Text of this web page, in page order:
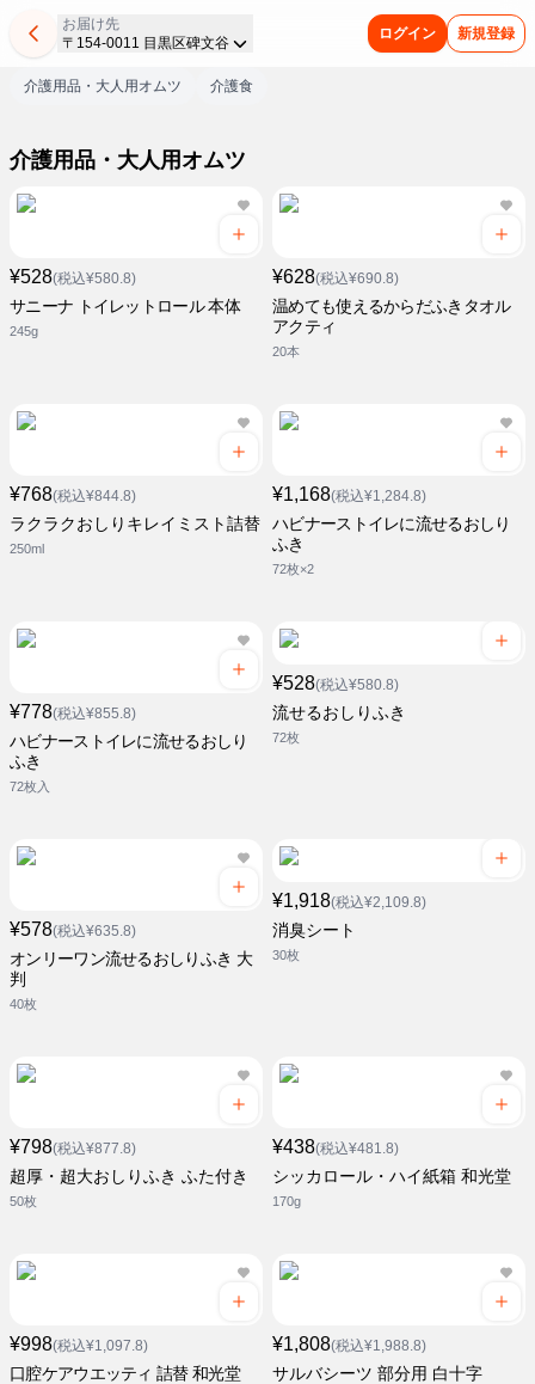
お届け先
〒154-0011 目黒区碑文谷
ログイン 新規登録
介護用品・大人用オムツ 介護食
介護用品・大人用オムツ
¥528(税込¥580.8)
サニーナ トイレットロール 本体
245g
¥628(税込¥690.8)
温めても使えるからだふきタオル
アクティ
20本
¥768(税込¥844.8)
ラクラクおしりキレイミスト詰替
250ml
¥1,168(税込¥1,284.8)
ハビナーストイレに流せるおしり
ふき
72枚×2
¥778(税込¥855.8)
ハビナーストイレに流せるおしり
ふき
72枚入
¥528(税込¥580.8)
流せるおしりふき
72枚
¥578(税込¥635.8)
オンリーワン流せるおしりふき 大
判
40枚
¥1,918(税込¥2,109.8)
消臭シート
30枚
¥798(税込¥877.8)
超厚・超大おしりふき ふた付き
50枚
¥438(税込¥481.8)
シッカロール・ハイ紙箱 和光堂
170g
¥998(税込¥1,097.8)
口腔ケアウエッティ 詰替 和光堂
¥1,808(税込¥1,988.8)
サルバシーツ 部分用 白十字